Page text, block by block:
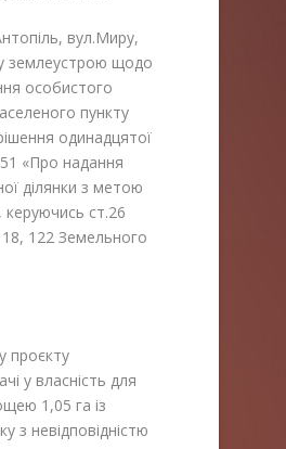
вул.Миру,
землеустрою щодо
особистого
пункту
одинадцятої
«Про надання
ділянки з метою
керуючись ст.26
122 Земельного
проєкту
у власність для
1,05 га із
з невідповідністю